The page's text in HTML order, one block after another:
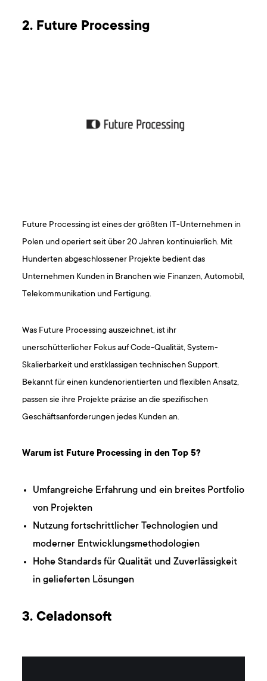
2. Future Processing
Future Processing ist eines der größten IT-Unternehmen in
Polen und operiert seit über 20 Jahren kontinuierlich. Mit
Hunderten abgeschlossener Projekte bedient das
Unternehmen Kunden in Branchen wie Finanzen, Automobil,
Telekommunikation und Fertigung.
Was Future Processing auszeichnet, ist ihr
unerschütterlicher Fokus auf Code-Qualität, System-
Skalierbarkeit und erstklassigen technischen Support.
Bekannt für einen kundenorientierten und flexiblen Ansatz,
passen sie ihre Projekte präzise an die spezifischen
Geschäftsanforderungen jedes Kunden an.
Warum ist Future Processing in den Top 5?
Umfangreiche Erfahrung und ein breites Portfolio
von Projekten
Nutzung fortschrittlicher Technologien und
moderner Entwicklungsmethodologien
Hohe Standards für Qualität und Zuverlässigkeit
in gelieferten Lösungen
3. Celadonsoft